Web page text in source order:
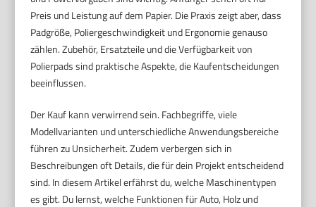
Preis und Leistung auf dem Papier. Die Praxis zeigt aber, dass
Padgröße, Poliergeschwindigkeit und Ergonomie genauso
zählen. Zubehör, Ersatzteile und die Verfügbarkeit von
Polierpads sind praktische Aspekte, die Kaufentscheidungen
beeinflussen.
Der Kauf kann verwirrend sein. Fachbegriffe, viele
Modellvarianten und unterschiedliche Anwendungsbereiche
führen zu Unsicherheit. Zudem verbergen sich in
Beschreibungen oft Details, die für dein Projekt entscheidend
sind. In diesem Artikel erfährst du, welche Maschinentypen
es gibt. Du lernst, welche Funktionen für Auto, Holz und